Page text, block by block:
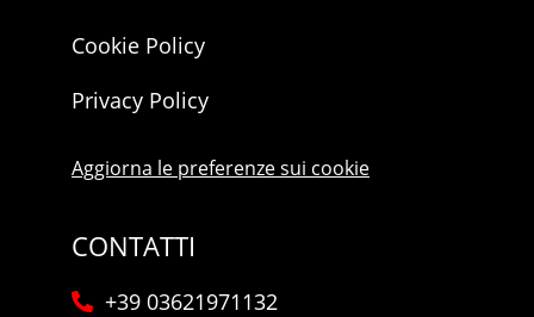
Cookie Policy
Privacy Policy
Aggiorna le preferenze sui cookie
CONTATTI
+39 03621971132